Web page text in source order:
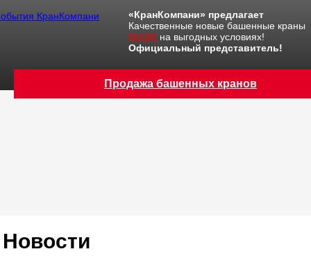
«КранКомпани» предлагает
Качественные новые башенные краны
МАЯК на выгодных условиях!
Официальный представитель!
Продажа башенных кранов
Новости